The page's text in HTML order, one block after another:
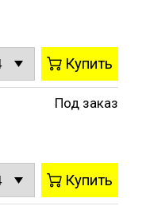
Купить
Под заказ
Купить